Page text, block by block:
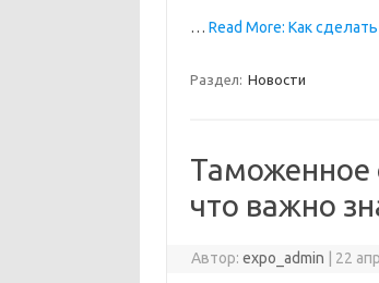
… Read More: Как
Раздел: Новости
Таможенное
что важно
Автор:expo_admin 22